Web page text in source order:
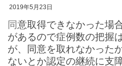
2019年5月23日
同意取得できなかった場合でも非同意という画面
があるので症例数の把握
が、同意を取れなかった
ないとか認定の継続に支